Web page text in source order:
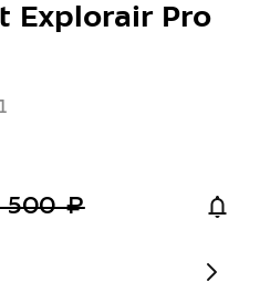
Explorair Pro
500 ₽